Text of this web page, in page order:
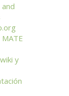
MATE
y